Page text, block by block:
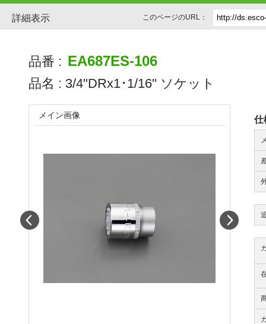
詳細表示 このページのURL：
品番 : EA687ES-106
品名 : 3/4"DRx1･1/16" ソケット
仕
メイン画像